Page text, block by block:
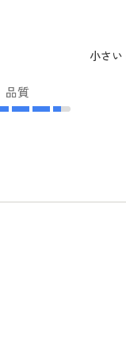
小さい
品質